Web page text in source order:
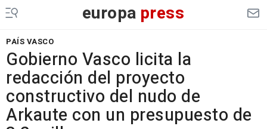
europa press
PAÍS VASCO
Gobierno Vasco licita la
redacción del proyecto
constructivo del nudo de
Arkaute con un presupuesto de